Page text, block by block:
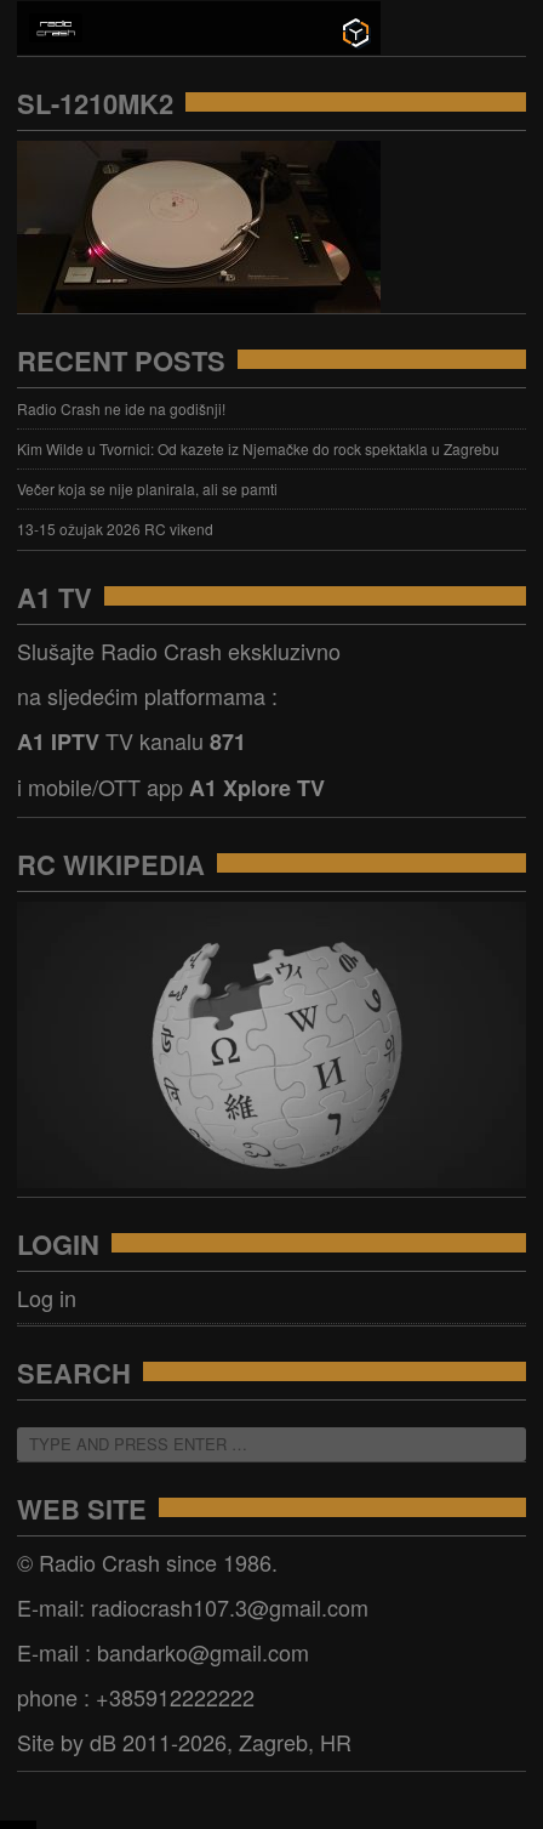
SL-1210MK2
RECENT POSTS
Radio Crash ne ide na godišnji!
Kim Wilde u Tvornici: Od kazete iz Njemačke do rock spektakla u Zagrebu
Večer koja se nije planirala, ali se pamti
13-15 ožujak 2026 RC vikend
A1 TV
Slušajte Radio Crash ekskluzivno
na sljedećim platformama :
A1 IPTVTV kanalu 871
i mobile/OTT app A1 Xplore TV
RC WIKIPEDIA
LOGIN
Log in
SEARCH
WEB SITE
© Radio Crash since 1986.
E-mail: radiocrash107.3@gmail.com
E-mail : bandarko@gmail.com
phone : +385912222222
Site by dB 2011-2026, Zagreb, HR